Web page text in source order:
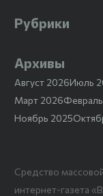
Рубрики
Архивы
Август 2026Июль
Март 2026
Ноябрь 2025
Средство
интернет-газета